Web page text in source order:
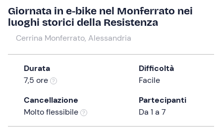
and
select
date.
Press
question
get
Bambini
50 €
0
Giornata in e-bike nel Monferrato nei
luoghi storici della Resistenza
Cerrina Monferrato, Alessandria
Durata
7,5 ore
Difficoltà
Facile
Cancellazione
Molto flessibile
Partecipanti
Da 1 a 7